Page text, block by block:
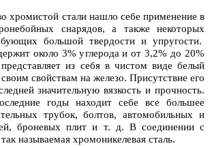
хромистой стали нашло себе применение в
снарядов, а также некоторых
большой твердости и упругости.
около 3% углерода и от 3,2% до 20%
из себя в чистом виде белый
свойствам на железо. Присутствие его
значительную вязкость и прочность.
годы находит себе все большее
трубок, болтов, автомобильных и
броневых плит и т. д. В соединении с
называемая хромоникелевая сталь.